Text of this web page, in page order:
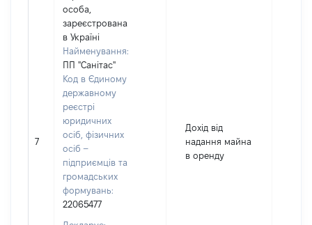
7
особа,
зареєстрована
в Україні
Найменування:
ПП "Санітас"
Код в Єдиному
державному
реєстрі
юридичних
осіб, фізичних
осіб –
підприємців та
громадських
формувань:
22065477
Дохід від
надання майна
в оренду